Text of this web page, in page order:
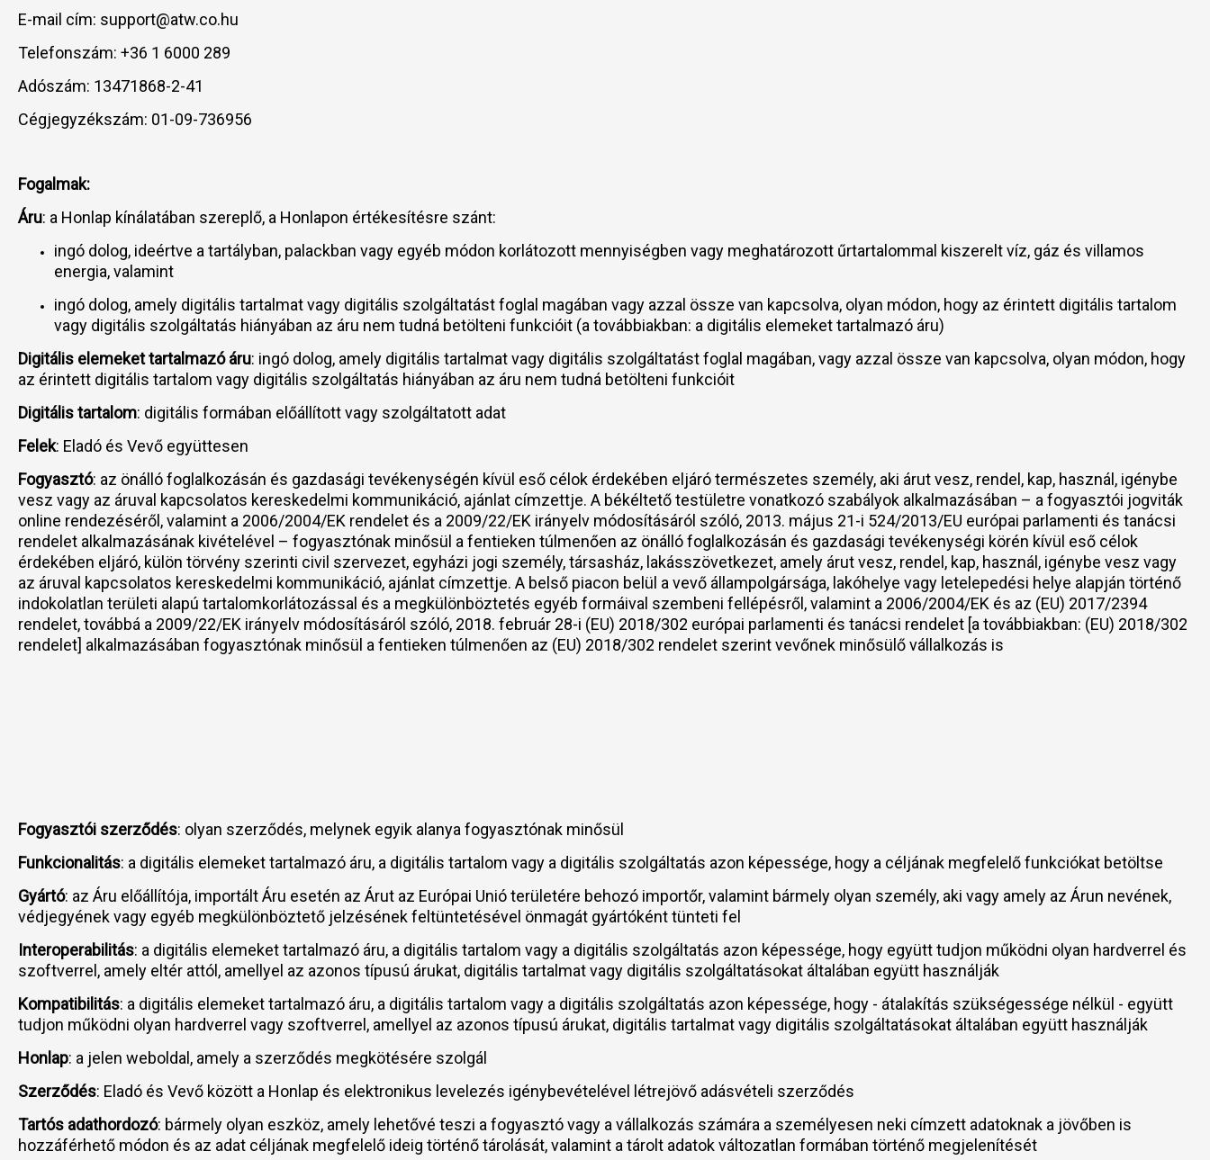
E-mail cím: support@atw.co.hu
Telefonszám: +36 1 6000 289
Adószám: 13471868-2-41
Cégjegyzékszám: 01-09-736956
Fogalmak:
Áru: a Honlap kínálatában szereplő, a Honlapon értékesítésre szánt:
ingó dolog, ideértve a tartályban, palackban vagy egyéb módon korlátozott mennyiségben vagy meghatározott űrtartalommal kiszerelt víz, gáz és villamos
energia, valamint
ingó dolog, amely digitális tartalmat vagy digitális szolgáltatást foglal magában vagy azzal össze van kapcsolva, olyan módon, hogy az érintett digitális tartalom
vagy digitális szolgáltatás hiányában az áru nem tudná betölteni funkcióit (a továbbiakban: a digitális elemeket tartalmazó áru)
Digitális elemeket tartalmazó áru: ingó dolog, amely digitális tartalmat vagy digitális szolgáltatást foglal magában, vagy azzal össze van kapcsolva, olyan módon, hogy
az érintett digitális tartalom vagy digitális szolgáltatás hiányában az áru nem tudná betölteni funkcióit
Digitális tartalom: digitális formában előállított vagy szolgáltatott adat
Felek: Eladó és Vevő együttesen
Fogyasztó: az önálló foglalkozásán és gazdasági tevékenységén kívül eső célok érdekében eljáró természetes személy, aki árut vesz, rendel, kap, használ, igénybe
vesz vagy az áruval kapcsolatos kereskedelmi kommunikáció, ajánlat címzettje. A békéltető testületre vonatkozó szabályok alkalmazásában – a fogyasztói jogviták
online rendezéséről, valamint a 2006/2004/EK rendelet és a 2009/22/EK irányelv módosításáról szóló, 2013. május 21-i 524/2013/EU európai parlamenti és tanácsi
rendelet alkalmazásának kivételével – fogyasztónak minősül a fentieken túlmenően az önálló foglalkozásán és gazdasági tevékenységi körén kívül eső célok
érdekében eljáró, külön törvény szerinti civil szervezet, egyházi jogi személy, társasház, lakásszövetkezet, amely árut vesz, rendel, kap, használ, igénybe vesz vagy
az áruval kapcsolatos kereskedelmi kommunikáció, ajánlat címzettje. A belső piacon belül a vevő állampolgársága, lakóhelye vagy letelepedési helye alapján történő
indokolatlan területi alapú tartalomkorlátozással és a megkülönböztetés egyéb formáival szembeni fellépésről, valamint a 2006/2004/EK és az (EU) 2017/2394
rendelet, továbbá a 2009/22/EK irányelv módosításáról szóló, 2018. február 28-i (EU) 2018/302 európai parlamenti és tanácsi rendelet [a továbbiakban: (EU) 2018/302
rendelet] alkalmazásában fogyasztónak minősül a fentieken túlmenően az (EU) 2018/302 rendelet szerint vevőnek minősülő vállalkozás is
Fogyasztói szerződés: olyan szerződés, melynek egyik alanya fogyasztónak minősül
Funkcionalitás: a digitális elemeket tartalmazó áru, a digitális tartalom vagy a digitális szolgáltatás azon képessége, hogy a céljának megfelelő funkciókat betöltse
Gyártó: az Áru előállítója, importált Áru esetén az Árut az Európai Unió területére behozó importőr, valamint bármely olyan személy, aki vagy amely az Árun nevének,
védjegyének vagy egyéb megkülönböztető jelzésének feltüntetésével önmagát gyártóként tünteti fel
Interoperabilitás: a digitális elemeket tartalmazó áru, a digitális tartalom vagy a digitális szolgáltatás azon képessége, hogy együtt tudjon működni olyan hardverrel és
szoftverrel, amely eltér attól, amellyel az azonos típusú árukat, digitális tartalmat vagy digitális szolgáltatásokat általában együtt használják
Kompatibilitás: a digitális elemeket tartalmazó áru, a digitális tartalom vagy a digitális szolgáltatás azon képessége, hogy - átalakítás szükségessége nélkül - együtt
tudjon működni olyan hardverrel vagy szoftverrel, amellyel az azonos típusú árukat, digitális tartalmat vagy digitális szolgáltatásokat általában együtt használják
Honlap: a jelen weboldal, amely a szerződés megkötésére szolgál
Szerződés: Eladó és Vevő között a Honlap és elektronikus levelezés igénybevételével létrejövő adásvételi szerződés
Tartós adathordozó: bármely olyan eszköz, amely lehetővé teszi a fogyasztó vagy a vállalkozás számára a személyesen neki címzett adatoknak a jövőben is
hozzáférhető módon és az adat céljának megfelelő ideig történő tárolását, valamint a tárolt adatok változatlan formában történő megjelenítését